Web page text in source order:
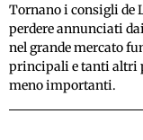
Tornano i consigli de
perdere annunciati
nel grande mercato
principali e tanti altri
meno importanti.